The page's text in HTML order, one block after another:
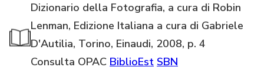
Dizionario della Fotografia, a cura di Robin
Lenman, Edizione Italiana a cura di Gabriele
D'Autilia, Torino, Einaudi, 2008, p. 4
Consulta OPAC BiblioEst SBN